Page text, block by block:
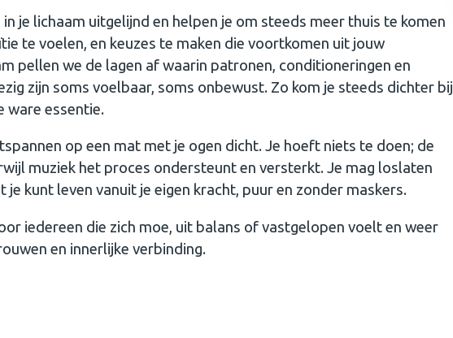
je lichaam uitgelijnd en helpen je om steeds meer thuis te komen
te voelen, en keuzes te maken die voortkomen uit jouw
pellen we de lagen af waarin patronen, conditioneringen en
zijn soms voelbaar, soms onbewust. Zo kom je steeds dichter bij
ware essentie.
op een mat met je ogen dicht. Je hoeft niets te doen; de
muziek het proces ondersteunt en versterkt. Je mag loslaten
kunt leven vanuit je eigen kracht, puur en zonder maskers.
iedereen die zich moe, uit balans of vastgelopen voelt en weer
en innerlijke verbinding.